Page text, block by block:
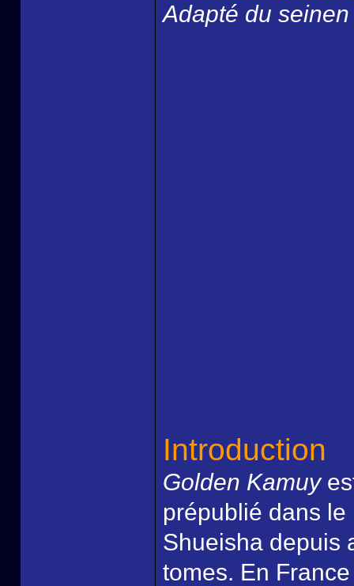
Adapté du
Introduction
Golden Kamuy
prépublié dans
Shueisha depuis
tomes. En